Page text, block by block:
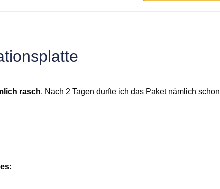
rasch. Nach 2 Tagen durfte ich das Paket nämlich schon